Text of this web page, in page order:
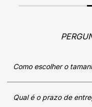
Como escolher o
Qual é o prazo de